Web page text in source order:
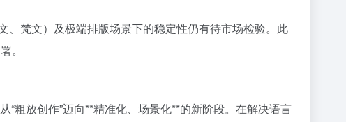
梵文）及极端排版场景下的稳定性仍有待市场检验。此
。
粗放创作”迈向**精准化、场景化**的新阶段。在解决语言